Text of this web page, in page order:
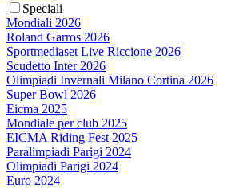
Speciali
Mondiali 2026
Roland Garros 2026
Sportmediaset Live Riccione 2026
Scudetto Inter 2026
Olimpiadi Invernali Milano Cortina 2026
Super Bowl 2026
Eicma 2025
Mondiale per club 2025
EICMA Riding Fest 2025
Paralimpiadi Parigi 2024
Olimpiadi Parigi 2024
Euro 2024